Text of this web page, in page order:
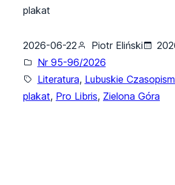
plakat
2026-06-22 Piotr Eliński
Nr 95-96/2026
Literatura, Lubuskie
plakat, Pro Libris, Zielona Góra